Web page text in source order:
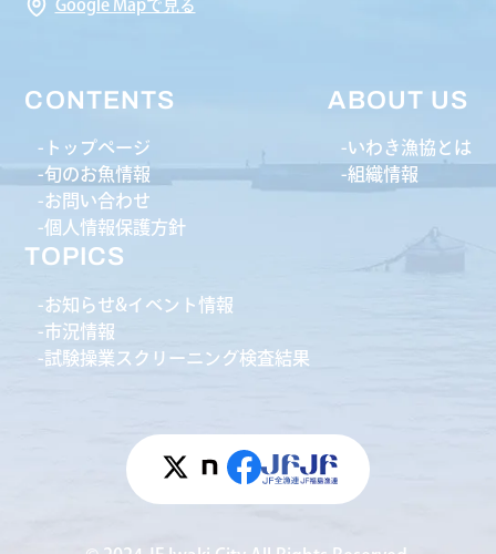
Google Mapで見る
CONTENTS
トップページ
旬のお魚情報
お問い合わせ
個人情報保護方針
ABOUT US
いわき漁協とは
組織情報
TOPICS
お知らせ&イベント情報
市況情報
試験操業スクリーニング検査結果